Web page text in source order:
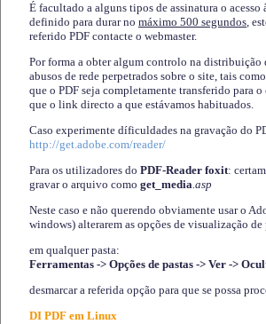
É facultado a alguns tipos de assinatura o
definido para durar no máximo 500 segundos,
referido PDF contacte o webmaster.
Por forma a obter algum controlo na distribuição
abusos de rede perpetrados sobre o site, tais
que o PDF seja completamente transferido para
que o link directo a que estávamos habituados.
Caso experimente díficuldades na gravação do
http://get.adobe.com/reader/
Para os utilizadores do PDF-Reader foxit:
gravar o arquivo como get_media.asp
Neste caso e não querendo obviamente usar o
windows) alterarem as opções de visualização de
em qualquer pasta:
Ferramentas -> Opções de pastas -> Ver ->
desmarcar a referida opção para que se possa
DI PDF em Linux